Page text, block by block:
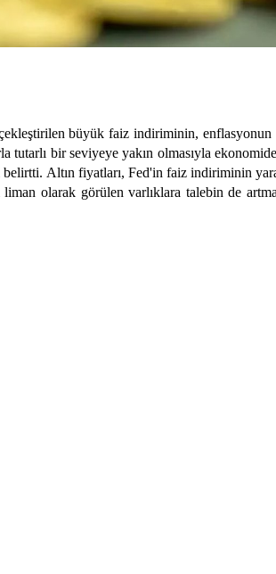
büyük faiz indiriminin,
bir seviyeye yakın olmasıyla
Altın fiyatları, Fed'in faiz indiriminin
olarak görülen varlıklara talebin de